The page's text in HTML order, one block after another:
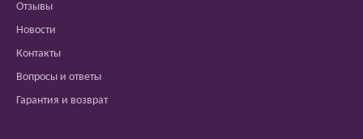
Отзывы
Новости
Контакты
Вопросы и ответы
Гарантия и возврат